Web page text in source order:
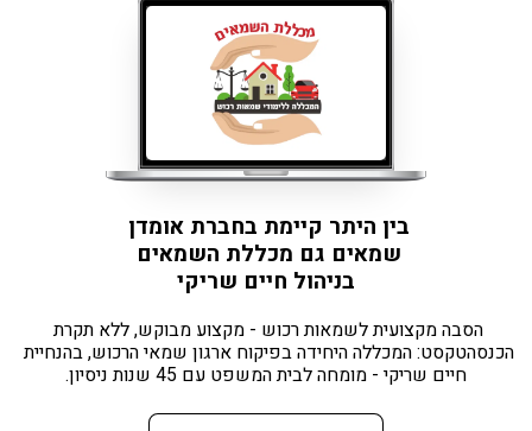
בין היתר קיימת בחברת אומדן
שמאים גם מכללת השמאים
בניהול חיים שריקי
הסבה מקצועית לשמאות רכוש - מקצוע מבוקש, ללא תקרת
הכנסהטקסט: המכללה היחידה בפיקוח ארגון שמאי הרכוש, בהנחיית
חיים שריקי - מומחה לבית המשפט עם 45 שנות ניסיון.